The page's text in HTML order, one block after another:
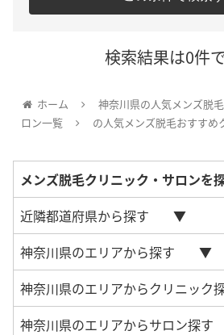
検索結果は0件で
ホーム
神奈川県の人気メンズ脱
ロン一覧
の人気メンズ脱毛おすすめ
メンズ脱毛クリニック・サロンを
近隣都道府県から探す
神奈川県のエリアから探す
神奈川県のエリアからクリニック
神奈川県のエリアからサロン探す